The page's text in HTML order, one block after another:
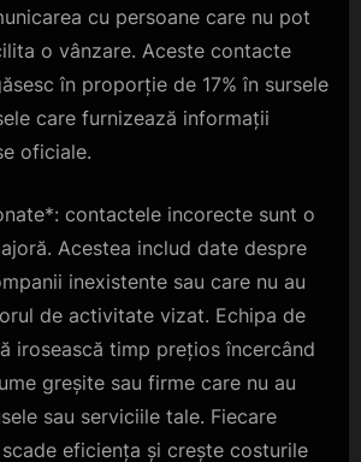
cu persoane care nu pot
o vânzare. Aceste contacte
în proporție de 17% în sursele
care furnizează informații
oficiale.
contactele incorecte sunt o
Acestea includ date despre
inexistente sau care nu au
de activitate vizat. Echipa de
irosească timp prețios încercând
greșite sau firme care nu au
sau serviciile tale. Fiecare
eficiența și crește costurile